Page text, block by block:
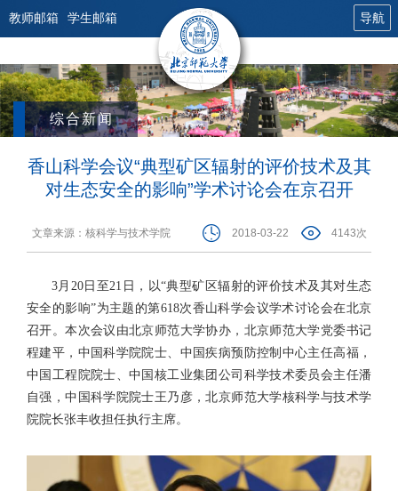
教师邮箱 学生邮箱 导航
综合新闻
香山科学会议“典型矿区辐射的评价技术及其
对生态安全的影响”学术讨论会在京召开
文章来源：核科学与技术学院 2018-03-22 4143次
3月20日至21日，以“典型矿区辐射的评价技术及其对生态
安全的影响”为主题的第618次香山科学会议学术讨论会在北京
召开。本次会议由北京师范大学协办，北京师范大学党委书记
程建平，中国科学院院士、中国疾病预防控制中心主任高福，
中国工程院院士、中国核工业集团公司科学技术委员会主任潘
自强，中国科学院院士王乃彦，北京师范大学核科学与技术学
院院长张丰收担任执行主席。